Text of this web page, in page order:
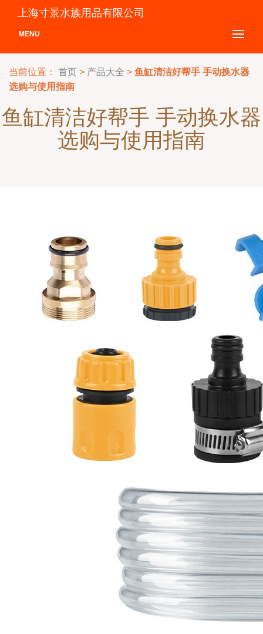
上海寸景水族用品有限公司
MENU
当前位置： 首页 > 产品大全 > 鱼缸清洁好帮手 手动换水器
选购与使用指南
鱼缸清洁好帮手 手动换水器
选购与使用指南